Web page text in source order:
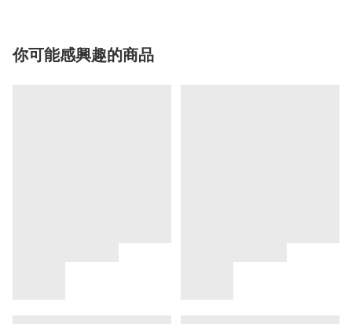
你可能感興趣的商品